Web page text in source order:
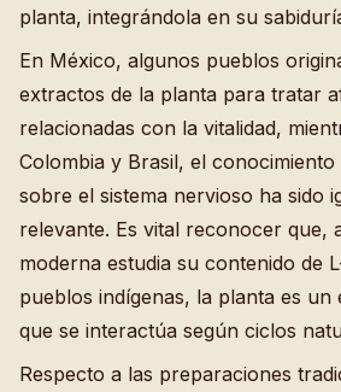
planta, integrándola en su
En México, algunos pueblos
extractos de la planta para tratar
relacionadas con la vitalidad,
Colombia y Brasil, el
sobre el sistema nervioso ha sido
relevante. Es vital reconocer que,
moderna estudia su contenido de
pueblos indígenas, la planta es un
que se interactúa según ciclos
Respecto a las preparaciones